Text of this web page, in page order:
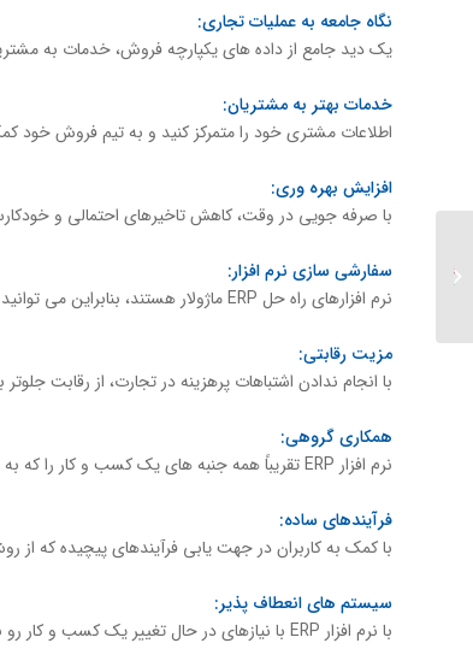
نگاه جامعه به عملیات تجاری:
یک دید جامع از داده های یکپارچه فروش، خدمات به
خدمات بهتر به مشتریان:
اطلاعات مشتری خود را متمرکز کنید و به تیم فروش خود
افزایش بهره وری:
با صرفه جویی در وقت، کاهش تاخیرهای احتمالی و
سفارشی سازی نرم افزار:
نرم افزارهای راه حل ERP ماژولار هستند، بنابراین می توانید انتخاب کنید کدام اجزا برای کسب و کار شما بهتر کار می کند و بقیه را کنار بگذارید.
مزیت رقابتی:
با انجام ندادن اشتباهات پرهزینه در تجارت، از رقابت
همکاری گروهی:
نرم افزار ERP تقریباً همه جنبه های یک کسب و کار را که به طور مشترک و بین بخشی می باشد را تقویت می کند .
فرآیندهای ساده:
با کمک به کاربران در جهت یابی فرآیندهای پیچیده که از
سیستم های انعطاف پذیر:
با نرم افزار ERP با نیازهای در حال تغییر یک کسب و کار رو به رشد سازگار شوید.
اهمیت ارتقاء نرم افزار
حسابداری